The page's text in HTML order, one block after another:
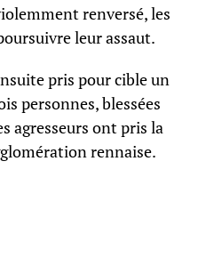
renversé, les
leur assaut.
pris pour cible un
personnes, blessées
agresseurs ont pris la
rennaise.